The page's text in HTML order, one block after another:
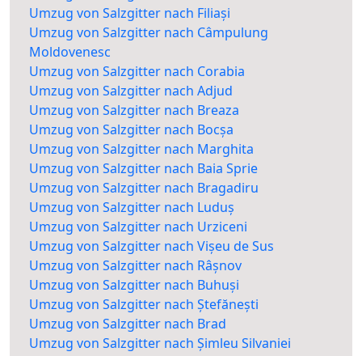
Umzug von Salzgitter nach Filiași
Umzug von Salzgitter nach Câmpulung
Moldovenesc
Umzug von Salzgitter nach Corabia
Umzug von Salzgitter nach Adjud
Umzug von Salzgitter nach Breaza
Umzug von Salzgitter nach Bocșa
Umzug von Salzgitter nach Marghita
Umzug von Salzgitter nach Baia Sprie
Umzug von Salzgitter nach Bragadiru
Umzug von Salzgitter nach Luduș
Umzug von Salzgitter nach Urziceni
Umzug von Salzgitter nach Vișeu de Sus
Umzug von Salzgitter nach Râșnov
Umzug von Salzgitter nach Buhuși
Umzug von Salzgitter nach Ștefănești
Umzug von Salzgitter nach Brad
Umzug von Salzgitter nach Șimleu Silvaniei